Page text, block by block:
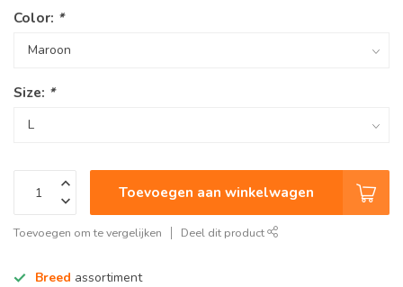
Color: *
Size: *
Toevoegen aan winkelwagen
Toevoegen om te vergelijken Deel dit product
Breed assortiment